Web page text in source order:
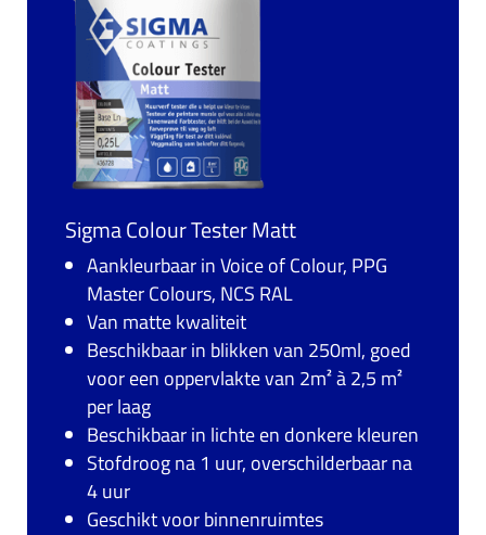
Sigma Colour Tester Matt
Aankleurbaar in Voice of Colour, PPG
Master Colours, NCS RAL
Van matte kwaliteit
Beschikbaar in blikken van 250ml, goed
voor een oppervlakte van 2m² à 2,5 m²
per laag
Beschikbaar in lichte en donkere kleuren
Stofdroog na 1 uur, overschilderbaar na
4 uur
Geschikt voor binnenruimtes